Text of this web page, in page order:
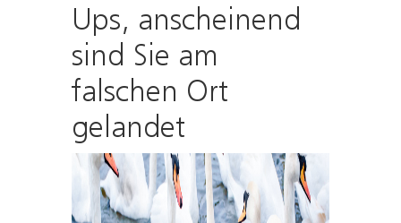
Ups, anscheinend
sind Sie am
falschen Ort
gelandet